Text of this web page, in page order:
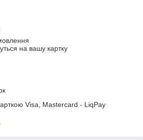
на вашу картку
Visa, Mastercard - LiqPay